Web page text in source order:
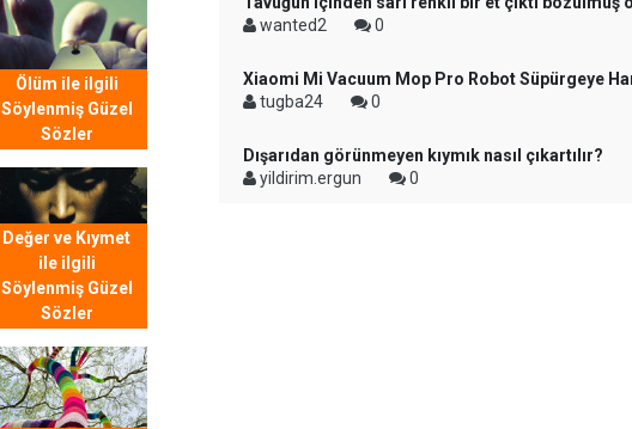
Ölüm ile ilgili
Söylenmiş Güzel
Sözler
Değer ve Kıymet
ile ilgili
Söylenmiş Güzel
Sözler
wanted2
0
Xiaomi Mi Vacuum Mop Pro Robot Süpürgeye
tugba24
0
Dışarıdan görünmeyen kıymık nasıl çıkartılır?
yildirim.ergun
0